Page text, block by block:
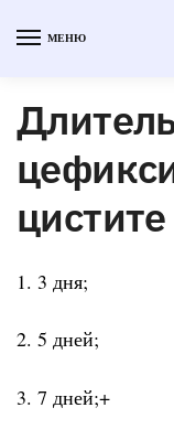
МЕНЮ
1. 3 дня;
2. 5 дней;
3. 7 дней;+